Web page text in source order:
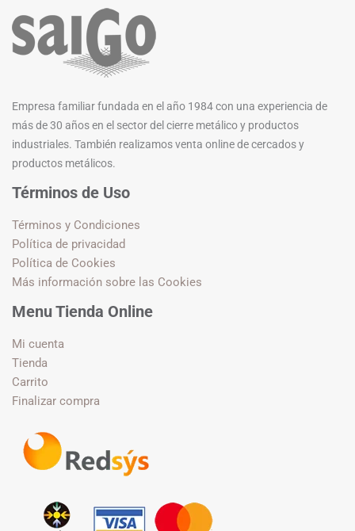
Empresa familiar fundada en el año 1984 con una experiencia de
más de 30 años en el sector del cierre metálico y productos
industriales. También realizamos venta online de cercados y
productos metálicos.
Términos de Uso
Términos y Condiciones
Política de privacidad
Política de Cookies
Más información sobre las Cookies
Menu Tienda Online
Mi cuenta
Tienda
Carrito
Finalizar compra